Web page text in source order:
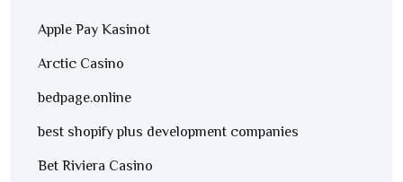
Apple Pay Kasinot
Arctic Casino
bedpage.online
best shopify plus development companies
Bet Riviera Casino